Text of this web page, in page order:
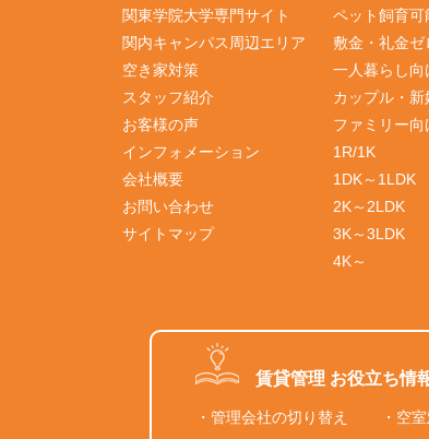
関東学院大学専門サイト
関内キャンパス周辺エリア
空き家対策
スタッフ紹介
お客様の声
インフォメーション
会社概要
お問い合わせ
サイトマップ
ペット飼育可
敷金・礼金ゼ
一人暮らし向
カップル・新
ファミリー向
1R/1K
1DK～1LDK
2K～2LDK
3K～3LDK
4K～
賃貸管理 お役立ち情
・管理会社の切り替え ・空